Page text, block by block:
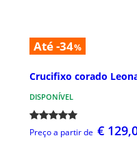
Até -34%
Crucifixo corado
DISPONÍVEL
Preço a partir de €